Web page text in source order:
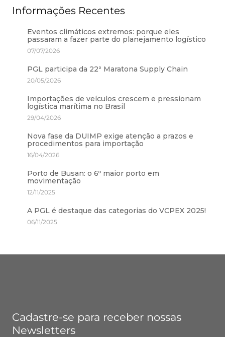
Informações Recentes
Eventos climáticos extremos: porque eles
passaram a fazer parte do planejamento logístico
07/07/2026
PGL participa da 22ª Maratona Supply Chain
20/05/2026
Importações de veículos crescem e pressionam
logística marítima no Brasil
29/04/2026
Nova fase da DUIMP exige atenção a prazos e
procedimentos para importação
16/04/2026
Porto de Busan: o 6º maior porto em
movimentação
12/11/2025
A PGL é destaque das categorias do VCPEX 2025!
06/11/2025
Cadastre-se para receber nossas
Newsletters